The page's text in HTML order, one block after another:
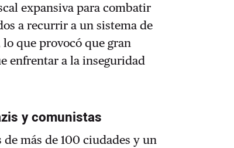
expansiva para combatir
a recurrir a un sistema de
que provocó que gran
enfrentar a la inseguridad
y comunistas
más de 100 ciudades y un